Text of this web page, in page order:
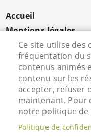
MENU
PIED
PAGE
Accueil
Mentions légales
Données
Cookies
Contact
S'identifier
Hôtel de Ville -
Ce site utilise des
fréquentation du
contenus animés
contenu sur les
accepter, refuser
maintenant. Pour
notre politique
Politique de